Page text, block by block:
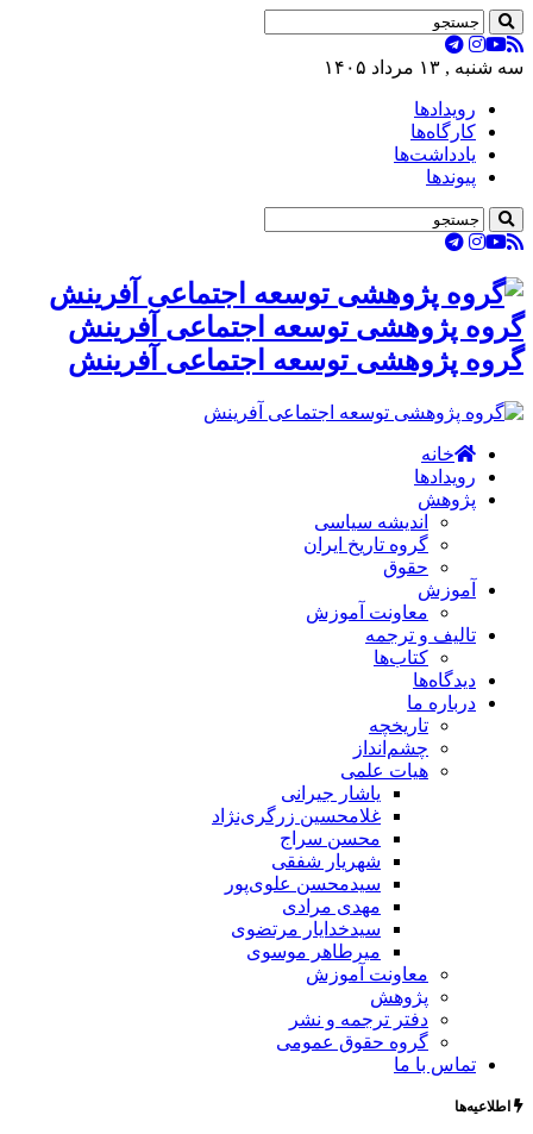
سه شنبه , ۱۳ مرداد ۱۴۰۵
رویدادها
کارگاه‌ها
یادداشت‌ها
پیوندها
گروه پژوهشی توسعه اجتماعی آفرینش
گروه پژوهشی توسعه اجتماعی آفرینش
خانه
رویدادها
پژوهش
اندیشه سیاسی
گروه تاریخ ایران
حقوق
آموزش
معاونت آموزش
تالیف و ترجمه
کتاب‌ها
دیدگاه‌ها
درباره ما
تاریخچه
چشم‌انداز
هیات علمی
یاشار جیرانی
غلامحسین زرگری‌نژاد
محسن سراج
شهریار شفقی
سیدمحسن علوی‌پور
مهدی مرادی
سیدخدایار مرتضوی
میرطاهر موسوی
معاونت آموزش
پژوهش
دفتر ترجمه و نشر
گروه حقوق عمومی
تماس با ما
اطلاعیه‌ها